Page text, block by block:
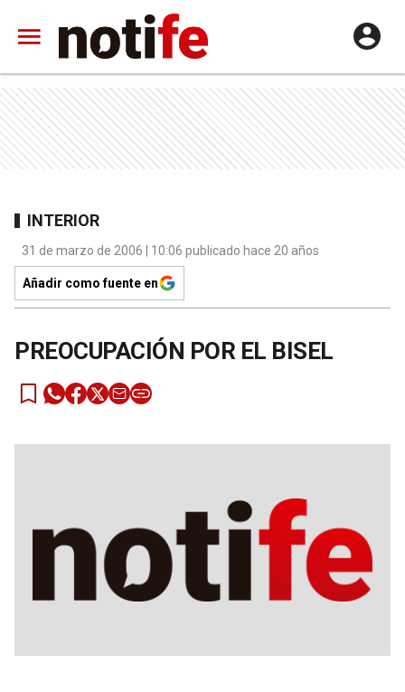
INTERIOR
31 de marzo de 2006 | 10:06 publicado hace 20 años
Añadir como fuente en
PREOCUPACIÓN POR EL BISEL